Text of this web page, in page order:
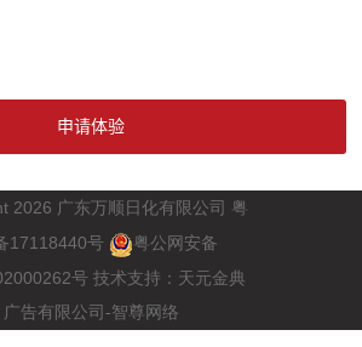
申请体验
2026 广东万顺日化有限公司 粤
17118440号 粤公网安备
号 技术支持： 天元金典
广告有限公司-智尊网络